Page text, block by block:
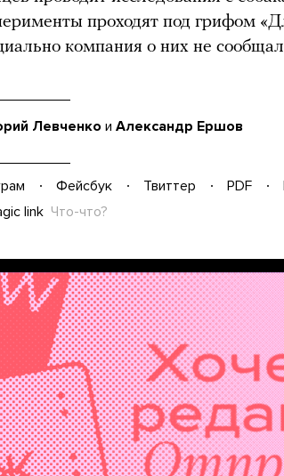
проходят под грифом
компания о них не
Левченко и Александр Ершов
Фейсбук Твиттер PDF
link Что-что?